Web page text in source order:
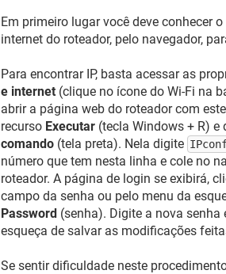
Em primeiro lugar você deve conhecer
internet do roteador, pelo navegador,
Para encontrar IP, basta acessar as
e internet (clique no ícone do Wi-Fi na
abrir a página web do roteador com
recurso Executar (tecla Windows + R) e
comando (tela preta). Nela digite
número que tem nesta linha e cole no
roteador. A página de login se exibirá,
campo da senha ou pelo menu da
Password (senha). Digite a nova
esqueça de salvar as modificações
Se sentir dificuldade neste